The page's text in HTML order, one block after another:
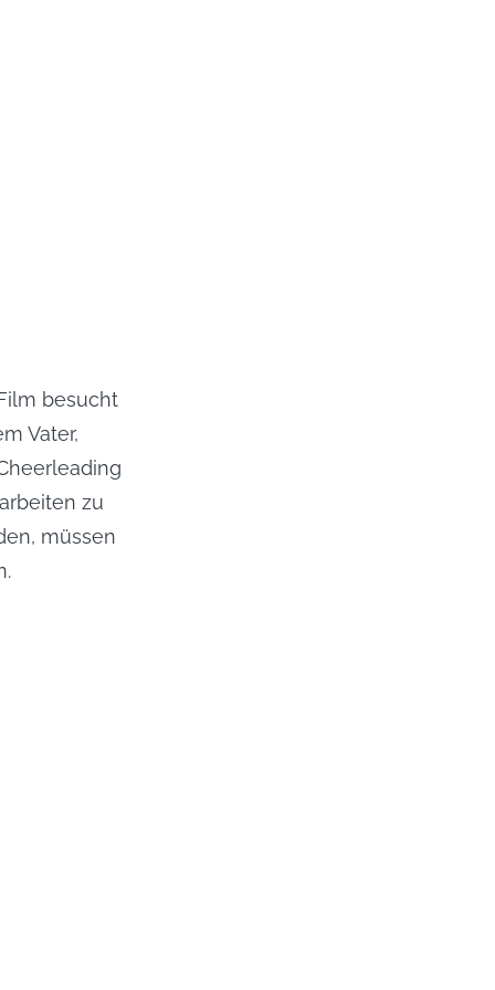
besucht
Vater,
zu
müssen